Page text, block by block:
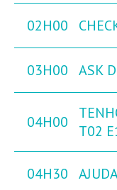
02H00
03H00 ASK
04H00
T02
04H30